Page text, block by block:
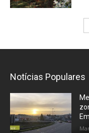
Notícias Populares